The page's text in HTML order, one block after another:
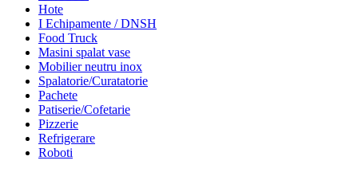
Hote
I Echipamente / DNSH
Food Truck
Masini spalat vase
Mobilier neutru inox
Spalatorie/Curatatorie
Pachete
Patiserie/Cofetarie
Pizzerie
Refrigerare
Roboti